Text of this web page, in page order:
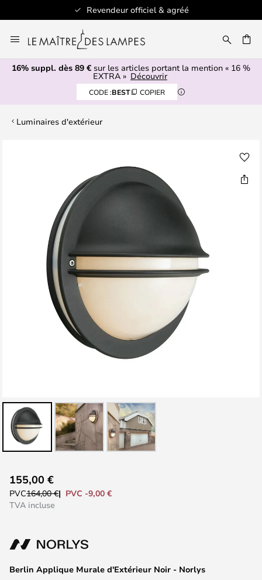
Revendeur officiel & agréé
au
contenu
16% suppl. dès 89 € sur les articles portant la mention « 16 %
EXTRA » Découvrir
CODE :BEST COPIER
Luminaires d'extérieur
to
the
the
gallery
Berlin Applique Murale d'Extérieur Noir - Norlys
155,00 €
PVC164,00 €
PVC -9,00 €
TVA incluse